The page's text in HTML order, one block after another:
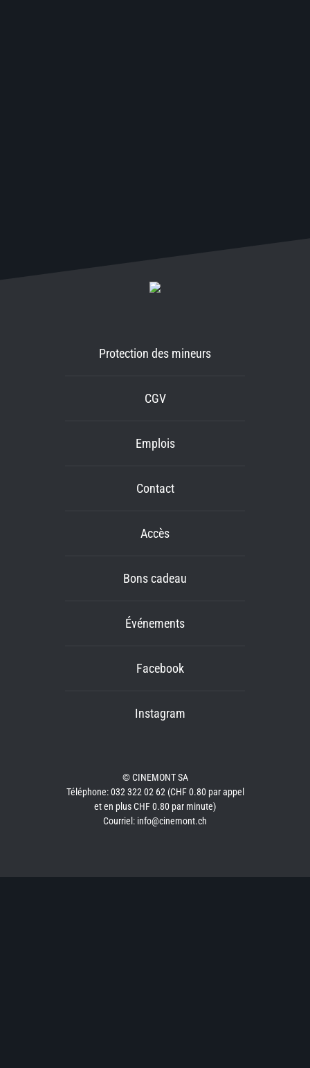
Protection des mineurs
CGV
Emplois
Contact
Accès
Bons cadeau
Événements
Facebook
Instagram
© CINEMONT SA
Téléphone: 032 322 02 62 (CHF 0.80 par appel
et en plus CHF 0.80 par minute)
Courriel: info@cinemont.ch